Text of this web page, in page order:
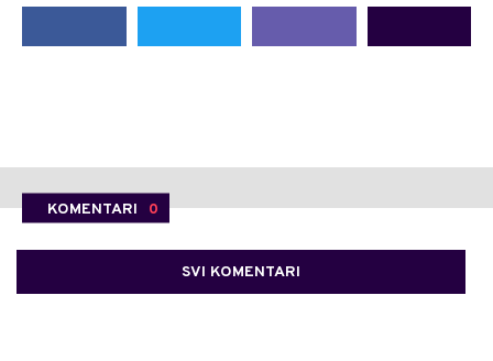
KOMENTARI 0
SVI KOMENTARI